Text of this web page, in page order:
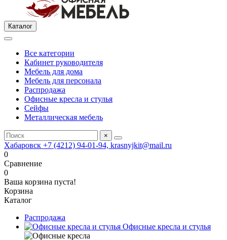
Каталог
Все категории
Кабинет руководителя
Мебель для дома
Мебель для персонала
Распродажа
Офисные кресла и стулья
Сейфы
Металлическая мебель
×
Хабаровск +7 (4212) 94-01-94, krasnyjkit@mail.ru
0
Сравнение
0
Ваша корзина пуста!
Корзина
Каталог
Распродажа
Офисные кресла и стулья